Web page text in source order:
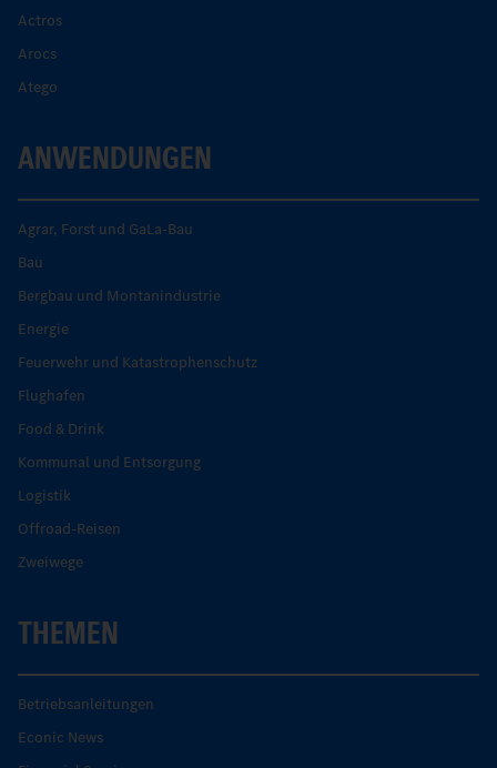
Actros
Arocs
Atego
ANWENDUNGEN
Agrar, Forst und GaLa-Bau
Bau
Bergbau und Montanindustrie
Energie
Feuerwehr und Katastrophenschutz
Flughafen
Food & Drink
Kommunal und Entsorgung
Logistik
Offroad-Reisen
Zweiwege
THEMEN
Betriebsanleitungen
Econic News